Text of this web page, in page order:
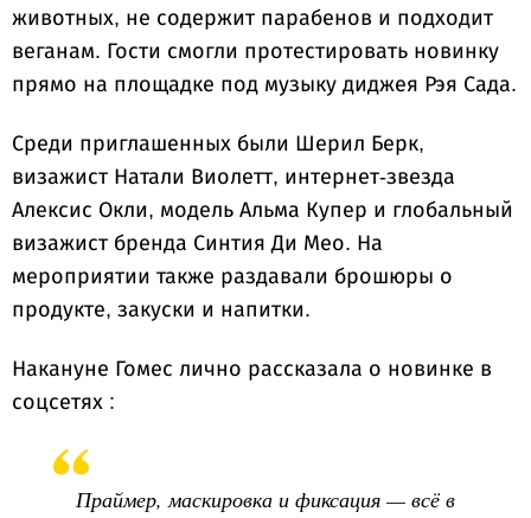
животных, не содержит парабенов и подходит
веганам. Гости смогли протестировать новинку
прямо на площадке под музыку диджея Рэя Сада.
Среди приглашенных были Шерил Берк,
визажист Натали Виолетт, интернет-звезда
Алексис Окли, модель Альма Купер и глобальный
визажист бренда Синтия Ди Мео. На
мероприятии также раздавали брошюры о
продукте, закуски и напитки.
Накануне Гомес лично рассказала о новинке в
соцсетях :
Праймер, маскировка и фиксация — всё в